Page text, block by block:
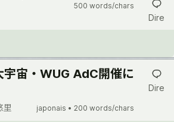
500 words/chars
Dire
宙・WUG AdC開催に
里 japonais • 200 words/chars
Dire